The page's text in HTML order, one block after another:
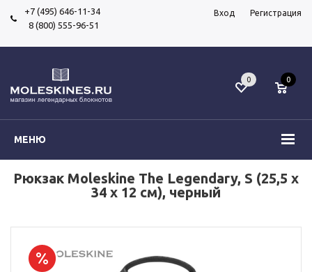
+7 (495) 646-11-34
8 (800) 555-96-51
Вход Регистрация
МЕНЮ
0 0
Рюкзак Moleskine The Legendary, S (25,5 x
34 x 12 см), черный